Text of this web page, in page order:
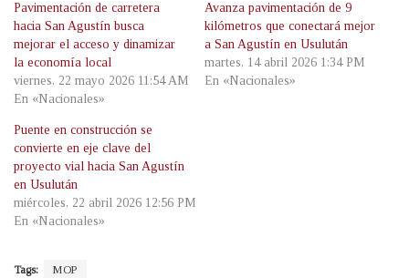
Pavimentación de carretera
hacia San Agustín busca
mejorar el acceso y dinamizar
la economía local
viernes, 22 mayo 2026 11:54 AM
En «Nacionales»
Avanza pavimentación de 9
kilómetros que conectará mejor
a San Agustín en Usulután
martes, 14 abril 2026 1:34 PM
En «Nacionales»
Puente en construcción se
convierte en eje clave del
proyecto vial hacia San Agustín
en Usulután
miércoles, 22 abril 2026 12:56 PM
En «Nacionales»
Tags: MOP